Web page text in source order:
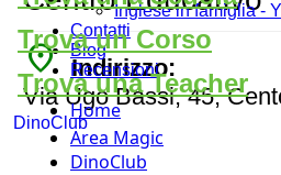
Inglese in famiglia -
Contatti
Blog
Recensioni
Home
Area Magic
DinoClub
Trova un Corso
Trova una Teacher
DinoClub
place Indirizzo:
Via Ugo Bassi, 45,